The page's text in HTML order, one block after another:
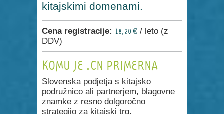
kitajskimi domenami.
Cena registracije: 18,20 € / leto (z
DDV)
KOMU JE .CN PRIMERNA
Slovenska podjetja s kitajsko
podružnico ali partnerjem, blagovne
znamke z resno dolgoročno
strategijo za kitajski trg.